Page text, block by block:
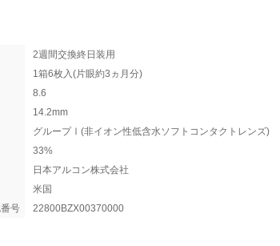
2週間交換終日装用
1箱6枚入(片眼約3ヵ月分)
8.6
14.2mm
グループⅠ(非イオン性低含水ソフトコンタクトレンズ)
33%
日本アルコン株式会社
米国
号
22800BZX00370000